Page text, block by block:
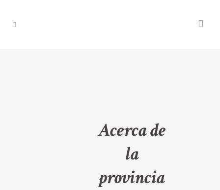
Acerca de
la
provincia